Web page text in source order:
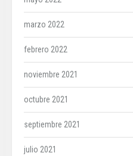
marzo 2022
febrero 2022
noviembre 2021
octubre 2021
septiembre 2021
julio 2021